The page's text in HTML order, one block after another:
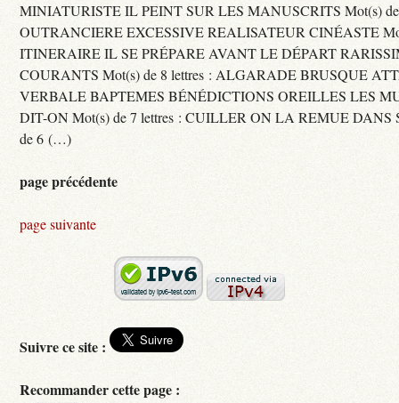
MINIATURISTE IL PEINT SUR LES MANUSCRITS Mot(s) de
OUTRANCIERE EXCESSIVE REALISATEUR CINÉASTE
ITINERAIRE IL SE PRÉPARE AVANT LE DÉPART
COURANTS Mot(s) de 8 lettres : ALGARADE BRUSQUE
VERBALE BAPTEMES BÉNÉDICTIONS OREILLES LES
DIT-ON Mot(s) de 7 lettres : CUILLER ON LA REMUE DANS
de 6 (…)
page précédente
page suivante
Suivre ce site :
Recommander cette page :